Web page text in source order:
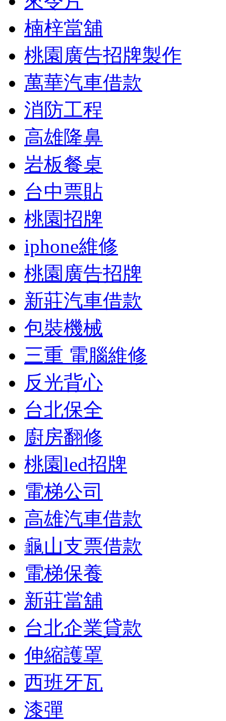
楠梓當舖
桃園廣告招牌製作
萬華汽車借款
消防工程
高雄隆鼻
岩板餐桌
台中票貼
桃園招牌
iphone維修
桃園廣告招牌
新莊汽車借款
包裝機械
三重 電腦維修
反光背心
台北保全
廚房翻修
桃園led招牌
電梯公司
高雄汽車借款
龜山支票借款
電梯保養
新莊當舖
台北企業貸款
伸縮護罩
西班牙瓦
漆彈